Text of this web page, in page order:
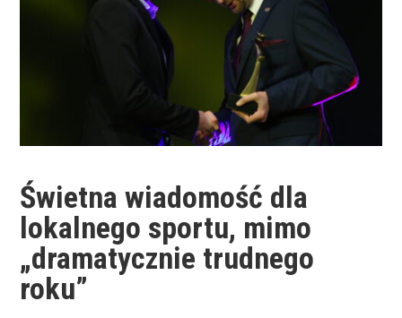
Świetna wiadomość dla
lokalnego sportu, mimo
„dramatycznie trudnego
roku”